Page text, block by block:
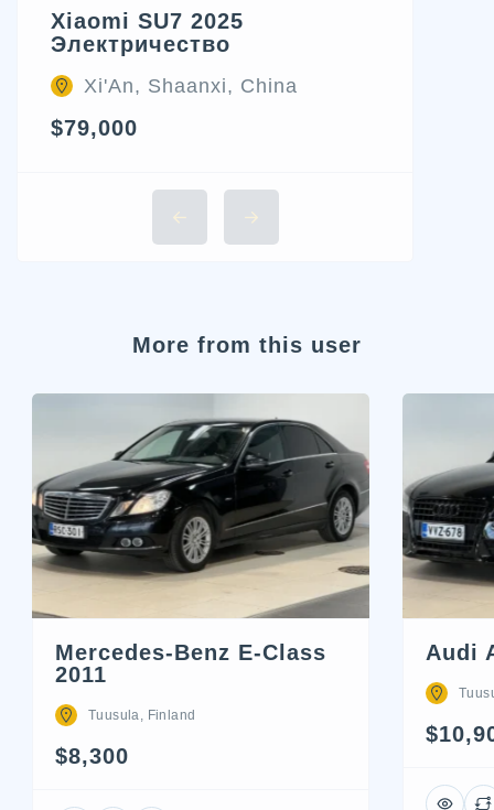
Xiaomi SU7 2025
Электричество
Xi'An, Shaanxi, China
$79,000
More from this user
Mercedes-Benz E-Class
2011
Tuusula, Finland
$8,300
Audi